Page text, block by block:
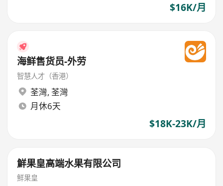
$16K/月
海鲜售货员-外劳
智慧人才（香港）
荃灣, 荃灣
月休6天
$18K-23K/月
鮮果皇高端水果有限公司
鮮果皇